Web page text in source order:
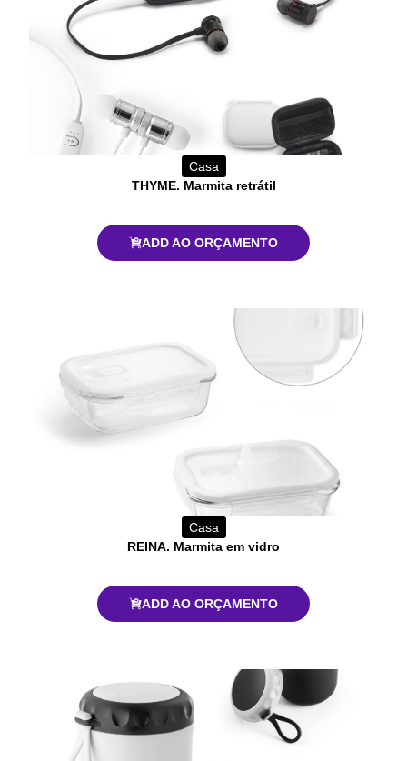
Casa
THYME. Marmita retrátil
ADD AO ORÇAMENTO
Casa
REINA. Marmita em vidro
ADD AO ORÇAMENTO